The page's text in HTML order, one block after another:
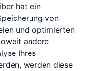
hat ein
von
und optimierten
andere
Ihres
werden diese